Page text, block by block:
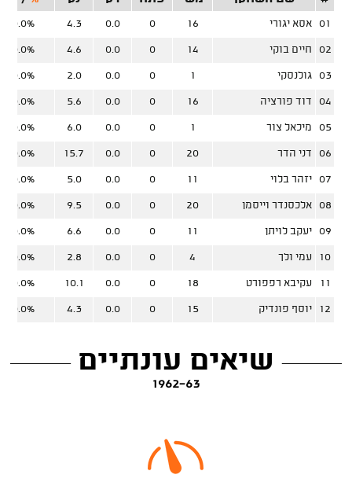
01 אסא יגורי 16
0
0.0
4.3
0.0%
02 חיים בוקי 14
0
0.0
4.6
0.0%
03 גולנסקי 1
0
0.0
2.0
0.0%
04 דוד פורציה 16
0
0.0
5.6
0.0%
05 מיכאל צור 1
0
0.0
6.0
0.0%
06 דני הדר 20
0
0.0
15.7
0.0%
07 יזהר בלוי 11
0
0.0
5.0
0.0%
08 אלכסנדר וייסמן 20
0
0.0
9.5
0.0%
09 יעקב לויתן 11
0
0.0
6.6
0.0%
10 עמי ולך 4
0
0.0
2.8
0.0%
11 עקיבא רפפורט 18
0
0.0
10.1
0.0%
12 יוסף פונדיק 15
0
0.0
4.3
0.0%
שיאים עונתיים
1962-63